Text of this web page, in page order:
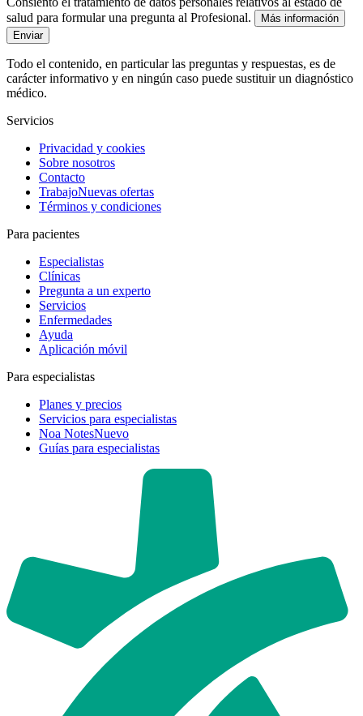
salud para formular una pregunta al Profesional.
Más información
Enviar
Todo el contenido, en particular las preguntas y respuestas, es de
carácter informativo y en ningún caso puede sustituir un diagnóstico
médico.
Servicios
Privacidad y cookies
Sobre nosotros
Contacto
TrabajoNuevas ofertas
Términos y condiciones
Para pacientes
Especialistas
Clínicas
Pregunta a un experto
Servicios
Enfermedades
Ayuda
Aplicación móvil
Para especialistas
Planes y precios
Servicios para especialistas
Noa NotesNuevo
Guías para especialistas